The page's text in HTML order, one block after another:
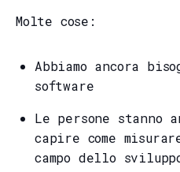
Molte cose:
Abbiamo ancora
software
Le persone stanno
capire come
campo dello